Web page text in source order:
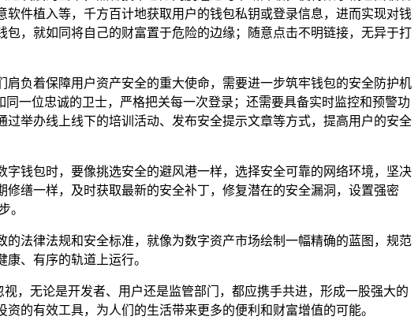
件植入等，千方百计地获取用户的钱包私钥或登录信息，进而实现对钱
，就如同将自己的财富置于危险的边缘；随意点击不明链接，无异于打
负着保障用户资产安全的重大使命，需要进一步筑牢钱包的安全防护机
一位忠诚的卫士，严格把关每一次登录；还需要具备实时监控和预警功
举办线上线下的培训活动、发布安全提示文章等方式，提高用户的安全
钱包时，要像挑选安全的避风港一样，选择安全可靠的网络环境，坚决
缮一样，及时获取最新的安全补丁，修复潜在的安全漏洞，设置强密
。
法律法规和安全标准，就像为数字资产市场绘制一幅精确的蓝图，规范
、有序的轨道上运行。
，无论是开发者、用户还是监管部门，都应携手共进，形成一股强大的
的有效工具，为人们的生活带来更多的便利和财富增值的可能。